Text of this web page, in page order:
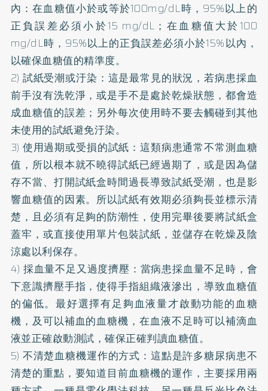
內：在血糖值小於或等於100mg/dL時，95%以上的
正負誤差必須小於15 mg/dL；在血糖值大於100
mg/dL時，95%以上的正負誤差必須小於15%以內，
以確保血糖值的精準度。
2) 試紙受潮或汙染：這是最常見的狀況，若病患採血
前手沒有洗乾淨，或是手不是處於乾燥狀態，都會造
成血糖值的誤差；另外每次使用時不要去觸碰到其他
未使用的試紙避免汙染。
3) 使用過期或受損的試紙：這類病患通常不常測血糖
值，所以根本就不曉得試紙已經過期了，或是因為儲
存不當、打開試紙盒時間過長導致試紙受潮，也是影
響血糖值的因素。所以試紙有效期必須夠長並標示清
楚，且必須有足夠的防潮性，使用完畢後要將試紙盒
蓋牢，或直接使用單片包裝試紙，並儲存在乾燥及陰
涼處以利保存。
4) 採血量不足又過度擠壓：當病患採血量不足時，會
下意識擠壓手指，使得手指組織液滲出，導致血糖值
的偏低。最好選擇有足夠血液量才啟動功能的血糖
機，及可以補血的血糖機，在血液不足時可以補滴血
液並正確啟動測試，確保正確判讀血糖值。
5) 不清楚血糖機運作的方式：這點是許多糖尿病患不
清楚的重點，要知道目前血糖機的運作，主要採用兩